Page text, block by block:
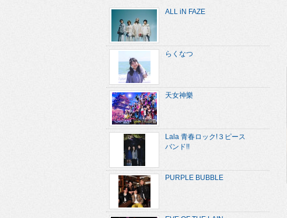
ALL iN FAZE
らくなつ
天女神樂
Lala 青春ロック!３ピース
バンド!!
PURPLE BUBBLE